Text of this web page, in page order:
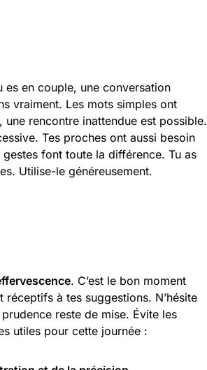
es en couple, une conversation
vraiment. Les mots simples ont
rencontre inattendue est possible.
Tes proches ont aussi besoin
font toute la différence. Tu as
Utilise-le généreusement.
. C’est le bon moment
à tes suggestions. N’hésite
reste de mise. Évite les
utiles pour cette journée :